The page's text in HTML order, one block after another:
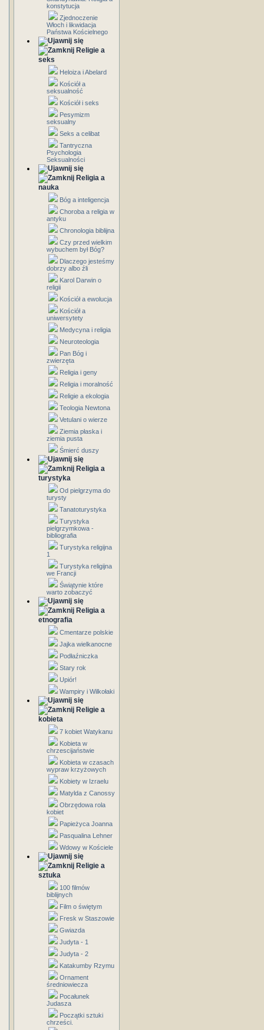
konstytucja
Zjednoczenie
Włoch i likwidacja
Państwa Kościelnego
Religie a
seks
Heloiza i Abelard
Kościół a
seksualność
Kościół i seks
Pesymizm
seksualny
Seks a celibat
Tantryczna
Psychologia
Seksualności
Religia a
nauka
Bóg a inteligencja
Choroba a religia w
antyku
Chronologia biblijna
Czy przed wielkim
wybuchem był Bóg?
Dlaczego jesteśmy
dobrzy albo źli
Karol Darwin o
religii
Kościół a ewolucja
Kościół a
uniwersytety
Medycyna i religia
Neuroteologia
Pan Bóg i
zwierzęta
Religia i geny
Religia i moralność
Religie a ekologia
Teologia Newtona
Vetulani o wierze
Ziemia płaska i
ziemia pusta
Śmierć duszy
Religia a
turystyka
Od pielgrzyma do
turysty
Tanatoturystyka
Turystyka
pielgrzymkowa -
bibliografia
Turystyka religijna
1
Turystyka religijna
we Francji
Świątynie które
warto zobaczyć
Religia a
etnografia
Cmentarze polskie
Jajka wielkanocne
Podłaźniczka
Stary rok
Upiór!
Wampiry i Wilkołaki
Religie a
kobieta
7 kobiet Watykanu
Kobieta w
chrzescijaństwie
Kobieta w czasach
wypraw krzyżowych
Kobiety w Izraelu
Matylda z Canossy
Obrzędowa rola
kobiet
Papieżyca Joanna
Pasqualina Lehner
Wdowy w Kościele
Religie a
sztuka
100 filmów
biblijnych
Film o świętym
Fresk w Staszowie
Gwiazda
Judyta - 1
Judyta - 2
Katakumby Rzymu
Ornament
średniowiecza
Pocałunek
Judasza
Początki sztuki
chrześci.